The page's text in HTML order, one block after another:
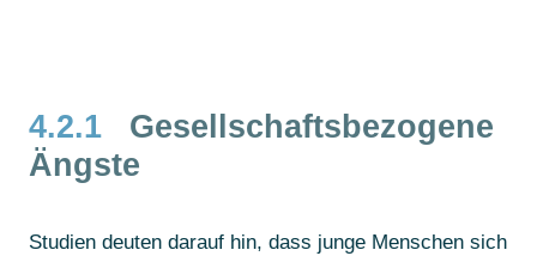
4.2.1
Gesellschaftsbezogene
Ängste
Studien deuten darauf hin, dass junge Menschen sich